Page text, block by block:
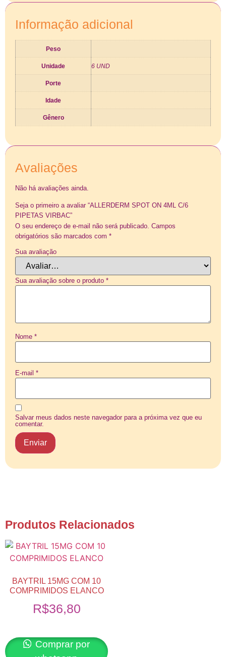
Informação adicional
Peso
Unidade 6 UND
Porte
Idade
Gênero
Avaliações
Não há avaliações ainda.
Seja o primeiro a avaliar “ALLERDERM SPOT ON 4ML C/6
PIPETAS VIRBAC”
O seu endereço de e-mail não será publicado. Campos
obrigatórios são marcados com *
Sua avaliação
Sua avaliação sobre o produto *
Nome *
E-mail *
Salvar meus dados neste navegador para a próxima vez que eu
comentar.
Produtos Relacionados
BAYTRIL 15MG COM 10
COMPRIMIDOS ELANCO
R$36,80
Comprar por